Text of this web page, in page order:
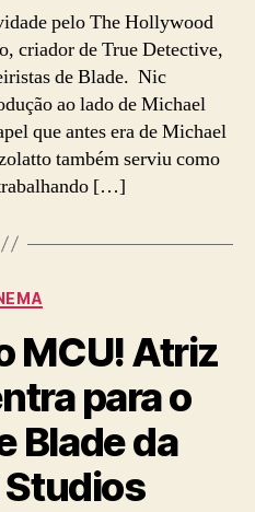
de
Detective,
será
o
roteirista
de
Blade
pelo The Hollywood
criador de True Detective,
de Blade. Nic
ao lado de Michael
que antes era de Michael
também serviu como
[…]
Categorias
MCU! Atriz
para o
Blade da